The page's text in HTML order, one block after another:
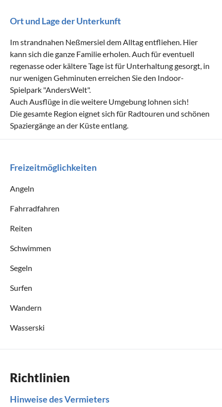
Ort und Lage der Unterkunft
Im strandnahen Neßmersiel dem Alltag entfliehen. Hier
kann sich die ganze Familie erholen. Auch für eventuell
regenasse oder kältere Tage ist für Unterhaltung gesorgt, in
nur wenigen Gehminuten erreichen Sie den Indoor-
Spielpark "AndersWelt".
Auch Ausflüge in die weitere Umgebung lohnen sich!
Die gesamte Region eignet sich für Radtouren und schönen
Spaziergänge an der Küste entlang.
Freizeitmöglichkeiten
Angeln
Fahrradfahren
Reiten
Schwimmen
Segeln
Surfen
Wandern
Wasserski
Richtlinien
Hinweise des Vermieters